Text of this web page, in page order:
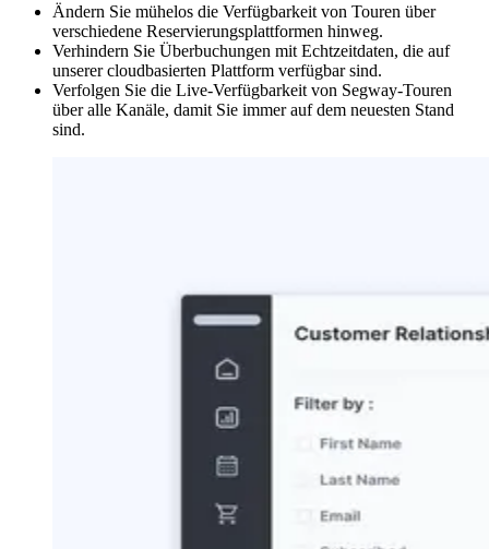
Ändern Sie mühelos die Verfügbarkeit von Touren über
verschiedene Reservierungsplattformen hinweg.
Verhindern Sie Überbuchungen mit Echtzeitdaten, die auf
unserer cloudbasierten Plattform verfügbar sind.
Verfolgen Sie die Live-Verfügbarkeit von Segway-Touren
über alle Kanäle, damit Sie immer auf dem neuesten Stand
sind.